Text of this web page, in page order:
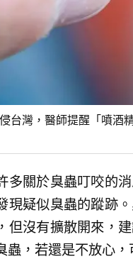
台灣，醫師提醒「噴酒
多關於臭蟲叮咬的
現疑似臭蟲的蹤跡
但沒有擴散開來，
蟲，若還是不放心